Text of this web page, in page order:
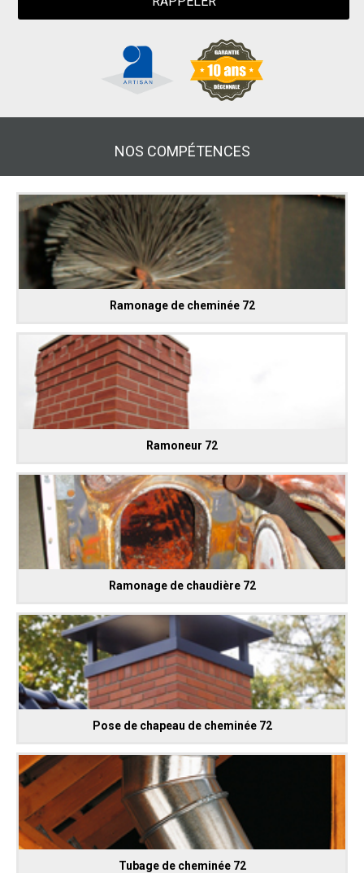
NOS COMPÉTENCES
Ramonage de cheminée 72
Ramoneur 72
Ramonage de chaudière 72
Pose de chapeau de cheminée 72
Tubage de cheminée 72